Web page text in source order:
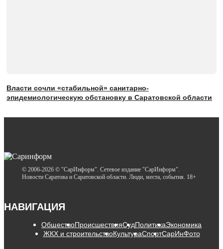
Власти сочли «стабильной» санитарно-
эпидемиологическую обстановку в Саратовской области
© 2006-2026 © "СарИнформ". Сетевое издание "СарИнформ".
Новости Саратова и Саратовской области. Люди, места, события. 18+
НАВИГАЦИЯ
ОбществоПроисшествияСудПолитикаЭкономика
ЖКХ и строительствоКультураСпортСарИнФото